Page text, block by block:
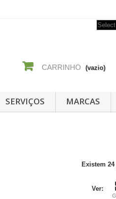
CARRINHO (vazio)
SERVIÇOS MARCAS
Existem
Ver: